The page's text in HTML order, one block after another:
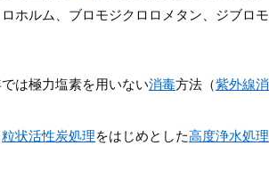
ホルム、ブロモジクロロメタン、ジブロモ
は極力塩素を用いない消毒方法（紫外線消
粒状活性炭処理をはじめとした高度浄水処理